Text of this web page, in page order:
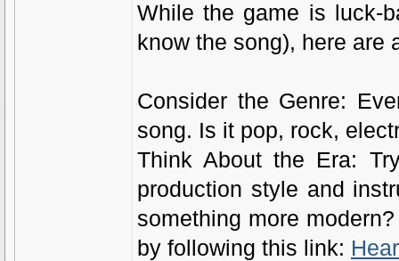
While the game is luck-
know the song), here are
Consider the Genre:
song. Is it pop, rock,
Think About the Era:
production style and
something more
by following this link: